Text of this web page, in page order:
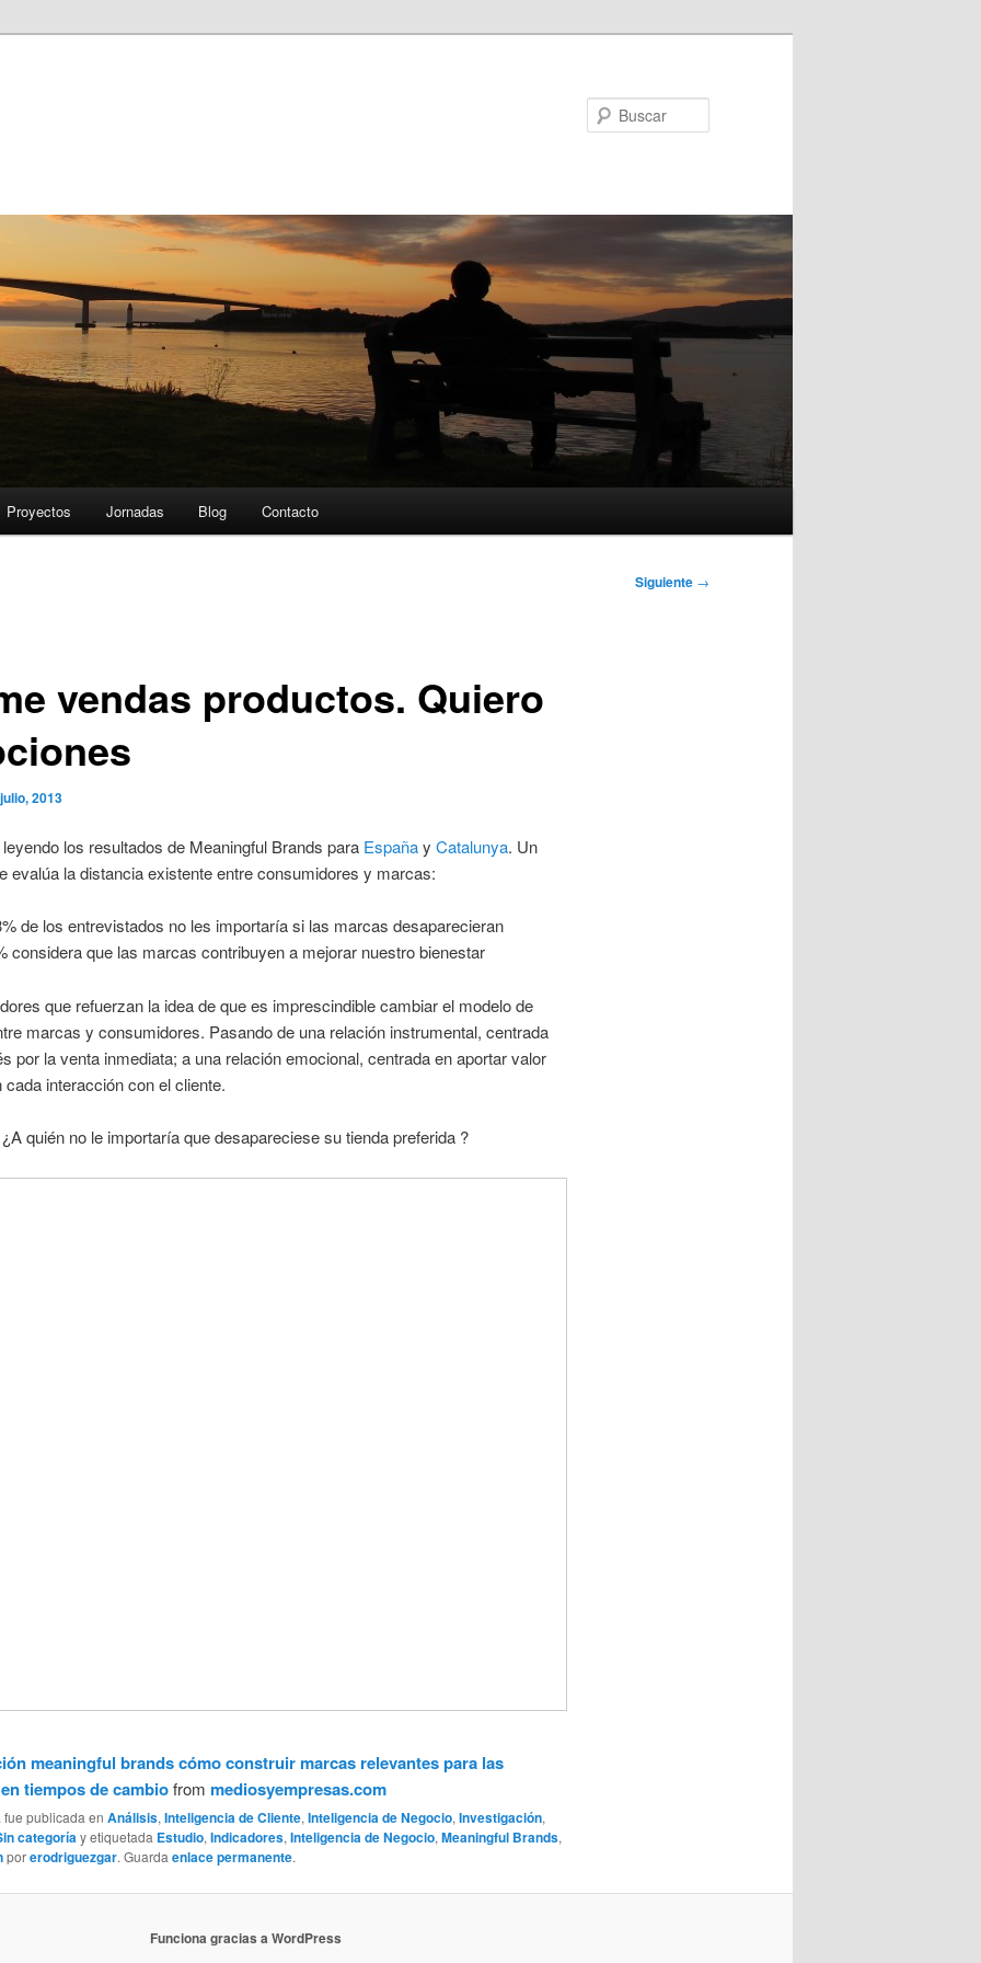
Proyectos Jornadas Blog Contacto
Siguiente →
vendas productos. Quiero
2013
los resultados de Meaningful Brands para Españay Catalunya. Un
evalúa la distancia existente entre consumidores y marcas:
de los entrevistados no les importaría si las marcas desaparecieran
considera que las marcas contribuyen a mejorar nuestro bienestar
que refuerzan la idea de que es imprescindible cambiar el modelo de
marcas y consumidores. Pasando de una relación instrumental, centrada
por la venta inmediata; a una relación emocional, centrada en aportar valor
cada interacción con el cliente.
quién no le importaría que desapareciese su tienda preferida ?
meaningful brands cómo construir marcas relevantes para las
tiempos de cambiofrom mediosyempresas.com
fue publicada en Análisis, Inteligencia de Cliente, Inteligencia de Negocio, Investigación,
categoríay etiquetada Estudio, Indicadores, Inteligencia de Negocio, Meaningful Brands,
porerodriguezgar. Guarda enlace permanente.
Funciona gracias a WordPress